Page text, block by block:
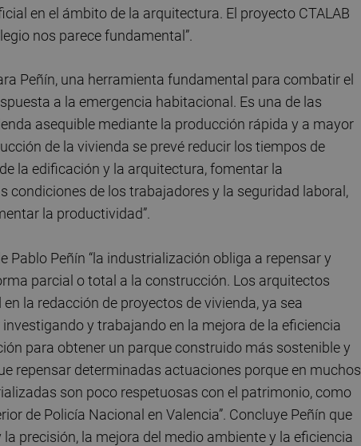
en el ámbito de la arquitectura. El proyecto CTALAB
nos parece fundamental”.
Peñín, una herramienta fundamental para combatir el
a la emergencia habitacional. Es una de las
asequible mediante la producción rápida y a mayor
de la vivienda se prevé reducir los tiempos de
la edificación y la arquitectura, fomentar la
condiciones de los trabajadores y la seguridad laboral,
la productividad”.
Pablo Peñín “la industrialización obliga a repensar y
parcial o total a la construcción. Los arquitectos
la redacción de proyectos de vivienda, ya sea
y trabajando en la mejora de la eficiencia
para obtener un parque construido más sostenible y
repensar determinadas actuaciones porque en muchos
son poco respetuosas con el patrimonio, como
de Policía Nacional en Valencia”. Concluye Peñín que
precisión, la mejora del medio ambiente y la eficiencia